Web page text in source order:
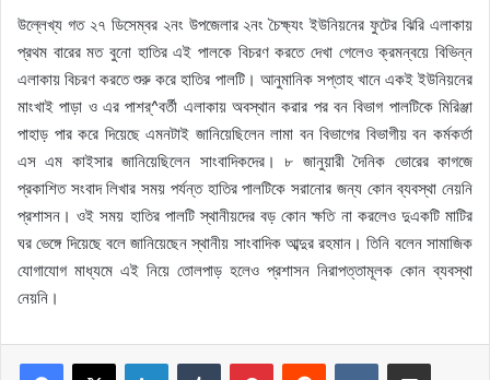
উল্লেখ্য গত ২৭ ডিসেম্বর ২নং উপজেলার ২নং চৈক্ষ্যং ইউনিয়নের ফুটের ঝিরি এলাকায়
প্রথম বারের মত বুনো হাতির এই পালকে বিচরণ করতে দেখা গেলেও ক্রমন্বয়ে বিভিন্ন
এলাকায় বিচরণ করতে শুরু করে হাতির পালটি। আনুমানিক সপ্তাহ খানে একই ইউনিয়নের
মাংখাই পাড়া ও এর পাশর্^বর্তী এলাকায় অবস্থান করার পর বন বিভাগ পালটিকে মিরিঞ্জা
পাহাড় পার করে দিয়েছে এমনটাই জানিয়েছিলেন লামা বন বিভাগের বিভাগীয় বন কর্মকর্তা
এস এম কাইসার জানিয়েছিলেন সাংবাদিকদের। ৮ জানুয়ারী দৈনিক ভোরের কাগজে
প্রকাশিত সংবাদ লিখার সময় পর্যন্ত হাতির পালটিকে সরানোর জন্য কোন ব্যবস্থা নেয়নি
প্রশাসন। ওই সময় হাতির পালটি স্থানীয়দের বড় কোন ক্ষতি না করলেও দুএকটি মাটির
ঘর ভেঙ্গে দিয়েছে বলে জানিয়েছেন স্থানীয় সাংবাদিক আব্দুর রহমান। তিনি বলেন সামাজিক
যোগাযোগ মাধ্যমে এই নিয়ে তোলপাড় হলেও প্রশাসন নিরাপত্তামূলক কোন ব্যবস্থা
নেয়নি।
LinkedInTumblr PinterestReddit VKontakteShare via Email